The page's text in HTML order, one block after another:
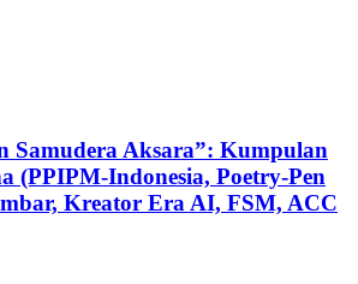
Samudera Aksara”: Kumpulan
(PPIPM-Indonesia, Poetry-Pen
Kreator Era AI, FSM, ACC